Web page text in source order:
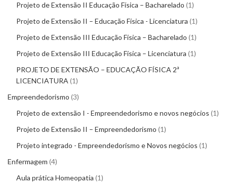
Projeto de Extensão II Educação Física – Bacharelado 1
Projeto de Extensão II – Educação Física - Licenciatura 1
Projeto de Extensão III Educação Física – Bacharelado 1
Projeto de Extensão III Educação Física – Licenciatura 1
PROJETO DE EXTENSÃO – EDUCAÇÃO FÍSICA 2ª
LICENCIATURA 1
Empreendedorismo 3
Projeto de extensão I - Empreendedorismo e novos negócios 1
Projeto de Extensão II – Empreendedorismo 1
Projeto integrado - Empreendedorismo e Novos negócios 1
Enfermagem 4
Aula prática Homeopatia 1